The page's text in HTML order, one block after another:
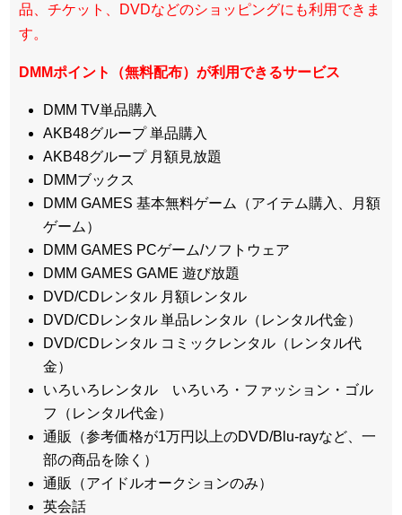
品、チケット、DVDなどのショッピングにも利用できま
す。
DMMポイント（無料配布）が利用できるサービス
DMM TV単品購入
AKB48グループ 単品購入
AKB48グループ 月額見放題
DMMブックス
DMM GAMES 基本無料ゲーム（アイテム購入、月額
ゲーム）
DMM GAMES PCゲーム/ソフトウェア
DMM GAMES GAME 遊び放題
DVD/CDレンタル 月額レンタル
DVD/CDレンタル 単品レンタル（レンタル代金）
DVD/CDレンタル コミックレンタル（レンタル代
金）
いろいろレンタル いろいろ・ファッション・ゴル
フ（レンタル代金）
通販（参考価格が1万円以上のDVD/Blu-rayなど、一
部の商品を除く）
通販（アイドルオークションのみ）
英会話